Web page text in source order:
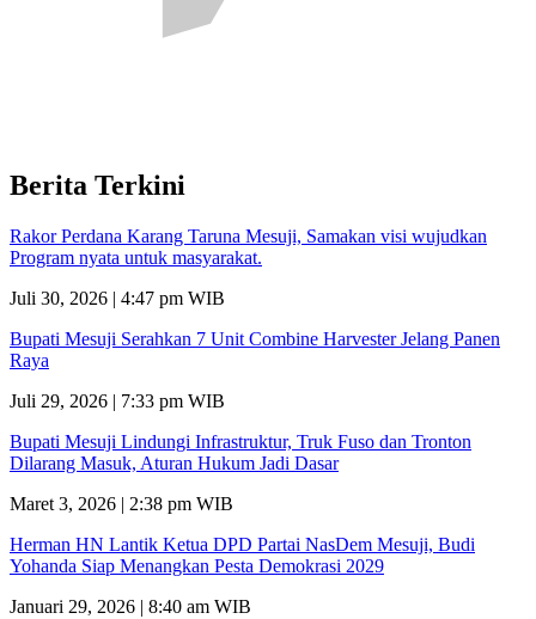
Berita Terkini
Rakor Perdana Karang Taruna Mesuji, Samakan visi wujudkan
Program nyata untuk masyarakat.
Juli 30, 2026 | 4:47 pm WIB
Bupati Mesuji Serahkan 7 Unit Combine Harvester Jelang Panen
Raya
Juli 29, 2026 | 7:33 pm WIB
Bupati Mesuji Lindungi Infrastruktur, Truk Fuso dan Tronton
Dilarang Masuk, Aturan Hukum Jadi Dasar
Maret 3, 2026 | 2:38 pm WIB
Herman HN Lantik Ketua DPD Partai NasDem Mesuji, Budi
Yohanda Siap Menangkan Pesta Demokrasi 2029
Januari 29, 2026 | 8:40 am WIB